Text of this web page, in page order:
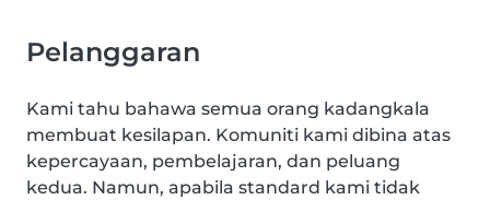
Pelanggaran
Kami tahu bahawa semua orang kadangkala
membuat kesilapan. Komuniti kami dibina atas
kepercayaan, pembelajaran, dan peluang
kedua. Namun, apabila standard kami tidak